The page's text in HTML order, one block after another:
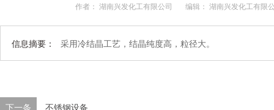
作者： 湖南兴发化工有限公司 编辑： 湖南兴发化工有限
信息摘要： 采用冷结晶工艺，结晶纯度高，粒径大。
下一条 不锈钢设备